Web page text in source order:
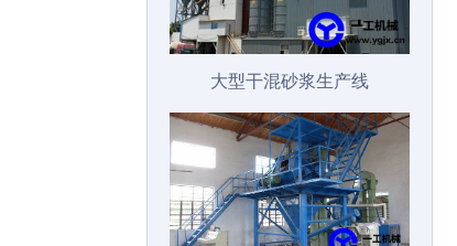
大型干混砂浆生产线